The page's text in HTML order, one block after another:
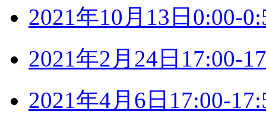
2021年10月13日0:00-
2021年2月24日17:00-
2021年4月6日17:00-